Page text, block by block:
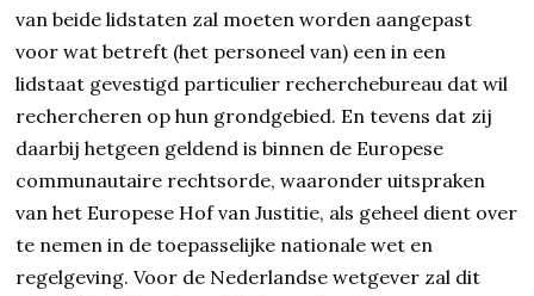
van beide lidstaten zal moeten worden aangepast
voor wat betreft (het personeel van) een in een
lidstaat gevestigd particulier recherchebureau dat wil
rechercheren op hun grondgebied. En tevens dat zij
daarbij hetgeen geldend is binnen de Europese
communautaire rechtsorde, waaronder uitspraken
van het Europese Hof van Justitie, als geheel dient over
te nemen in de toepasselijke nationale wet en
regelgeving. Voor de Nederlandse wetgever zal dit